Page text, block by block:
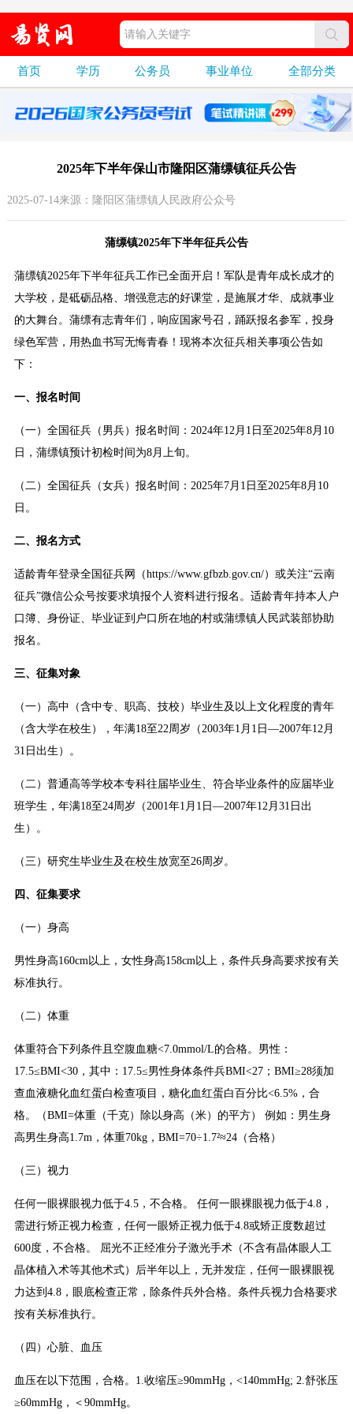
首页 学历 公务员 事业单位 全部分类
2025年下半年保山市隆阳区蒲缥镇征兵公告
2025-07-14来源：隆阳区蒲缥镇人民政府公众号
蒲缥镇2025年下半年征兵公告
蒲缥镇2025年下半年征兵工作已全面开启！军队是青年成长成才的
大学校，是砥砺品格、增强意志的好课堂，是施展才华、成就事业
的大舞台。蒲缥有志青年们，响应国家号召，踊跃报名参军，投身
绿色军营，用热血书写无悔青春！现将本次征兵相关事项公告如
下：
一、报名时间
（一）全国征兵（男兵）报名时间：2024年12月1日至2025年8月10
日，蒲缥镇预计初检时间为8月上旬。
（二）全国征兵（女兵）报名时间：2025年7月1日至2025年8月10
日。
二、报名方式
适龄青年登录全国征兵网（https://www.gfbzb.gov.cn/）或关注“云南
征兵”微信公众号按要求填报个人资料进行报名。适龄青年持本人户
口簿、身份证、毕业证到户口所在地的村或蒲缥镇人民武装部协助
报名。
三、征集对象
（一）高中（含中专、职高、技校）毕业生及以上文化程度的青年
（含大学在校生），年满18至22周岁（2003年1月1日—2007年12月
31日出生）。
（二）普通高等学校本专科往届毕业生、符合毕业条件的应届毕业
班学生，年满18至24周岁（2001年1月1日—2007年12月31日出
生）。
（三）研究生毕业生及在校生放宽至26周岁。
四、征集要求
（一）身高
男性身高160cm以上，女性身高158cm以上，条件兵身高要求按有关
标准执行。
（二）体重
体重符合下列条件且空腹血糖<7.0mmol/L的合格。男性：
17.5≤BMI<30，其中：17.5≤男性身体条件兵BMI<27；BMI≥28须加
查血液糖化血红蛋白检查项目，糖化血红蛋白百分比<6.5%，合
格。（BMI=体重（千克）除以身高（米）的平方） 例如：男生身
高男生身高1.7m，体重70kg，BMI=70÷1.7²≈24（合格）
（三）视力
任何一眼裸眼视力低于4.5，不合格。 任何一眼裸眼视力低于4.8，
需进行矫正视力检查，任何一眼矫正视力低于4.8或矫正度数超过
600度，不合格。 屈光不正经准分子激光手术（不含有晶体眼人工
晶体植入术等其他术式）后半年以上，无并发症，任何一眼裸眼视
力达到4.8，眼底检查正常，除条件兵外合格。条件兵视力合格要求
按有关标准执行。
（四）心脏、血压
血压在以下范围，合格。1.收缩压≥90mmHg，<140mmHg; 2.舒张压
≥60mmHg，＜90mmHg。